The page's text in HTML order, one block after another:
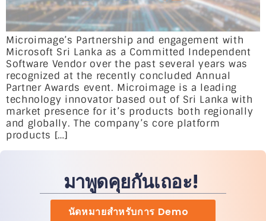
Microimage’s Partnership and engagement with
Microsoft Sri Lanka as a Committed Independent
Software Vendor over the past several years was
recognized at the recently concluded Annual
Partner Awards event. Microimage is a leading
technology innovator based out of Sri Lanka with
market presence for it’s products both regionally
and globally. The company’s core platform
products […]
มาพูดคุยกันเถอะ!
นัดหมายสำหรับการ Demo